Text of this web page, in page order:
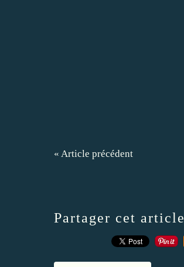
« Article précédent
Partager cet article